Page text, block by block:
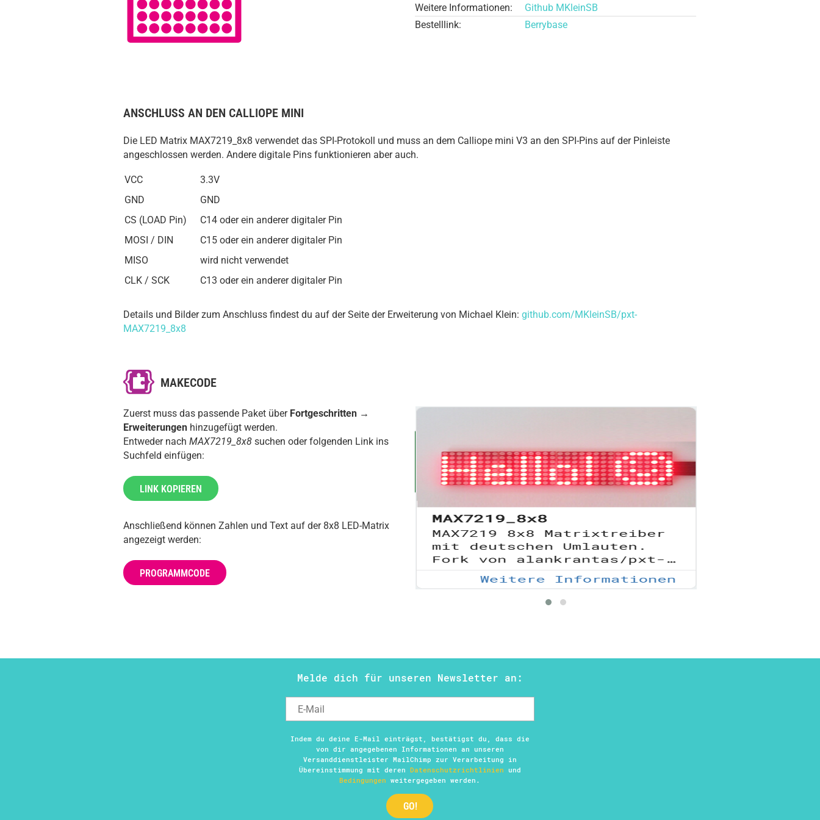
Weitere Informationen:
Github MKleinSB
Bestelllink:
Berrybase
ANSCHLUSS AN DEN CALLIOPE MINI
Die LED Matrix MAX7219_8x8 verwendet das SPI-Protokoll und muss an dem Calliope mini V3 an den SPI-Pins auf der Pinleiste
angeschlossen werden. Andere digitale Pins funktionieren aber auch.
VCC
3.3V
GND
GND
CS (LOAD Pin)
C14 oder ein anderer digitaler Pin
MOSI / DIN
C15 oder ein anderer digitaler Pin
MISO
wird nicht verwendet
CLK / SCK
C13 oder ein anderer digitaler Pin
Details und Bilder zum Anschluss findest du auf der Seite der Erweiterung von Michael Klein: github.com/MKleinSB/pxt-
MAX7219_8x8
MAKECODE
Zuerst muss das passende Paket über Fortgeschritten →
Erweiterungen hinzugefügt werden.
Entweder nach MAX7219_8x8 suchen oder folgenden Link ins
Suchfeld einfügen:
LINK KOPIEREN
Anschließend können Zahlen und Text auf der 8x8 LED-Matrix
angezeigt werden:
PROGRAMMCODE
Melde dich für unseren Newsletter an:
Indem du deine E-Mail einträgst, bestätigst du, dass die
von dir angegebenen Informationen an unseren
Versanddienstleister MailChimp zur Verarbeitung in
Übereinstimmung mit deren Datenschutzrichtlinien und
Bedingungen weitergegeben werden.